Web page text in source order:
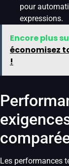
pour
expressions.
Encore plus
économisez
!
Les performances